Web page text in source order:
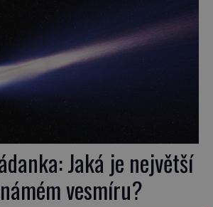
jednou […]
Jaká je největší
vesmíru?